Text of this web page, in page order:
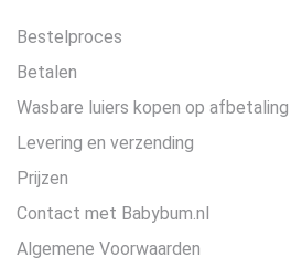
Bestelproces
Betalen
Wasbare luiers kopen op afbetaling
Levering en verzending
Prijzen
Contact met Babybum.nl
Algemene Voorwaarden